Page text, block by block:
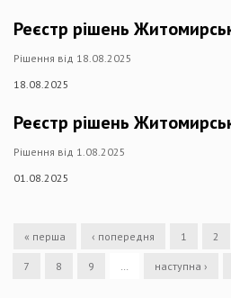
Реєстр рішень
Рішення від 18.08.2025
18.08.2025
Реєстр рішень
Рішення від 1.08.2025
01.08.2025
« перша ‹ попередня 1 2
7 8 9 наступна ›